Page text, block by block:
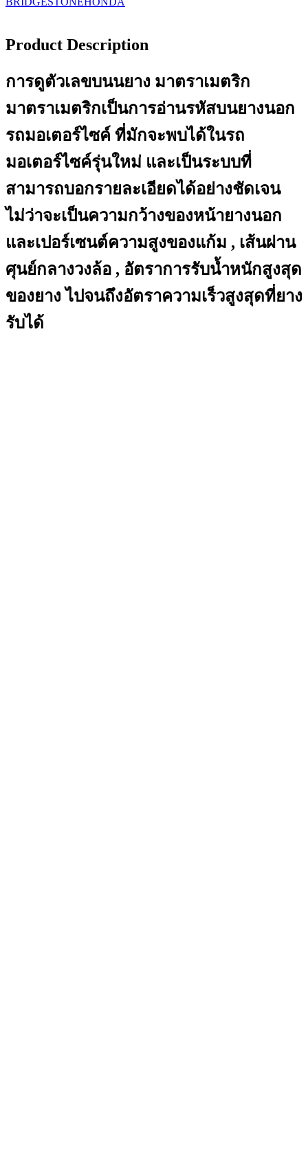
Product Description
การดูตัวเลขบนนยาง มาตราเมตริก
มาตราเมตริกเป็นการอ่านรหัสบนยางนอก
รถมอเตอร์ไซค์ ที่มักจะพบได้ในรถ
มอเตอร์ไซค์รุ่นใหม่ และเป็นระบบที่
สามารถบอกรายละเอียดได้อย่างชัดเจน
ไม่ว่าจะเป็นความกว้างของหน้ายางนอก
และเปอร์เซนต์ความสูงของแก้ม , เส้นผ่าน
ศุนย์กลางวงล้อ , อัตราการรับน้ำหนักสูงสุด
ของยาง ไปจนถึงอัตราความเร็วสูงสุดที่ยาง
รับได้